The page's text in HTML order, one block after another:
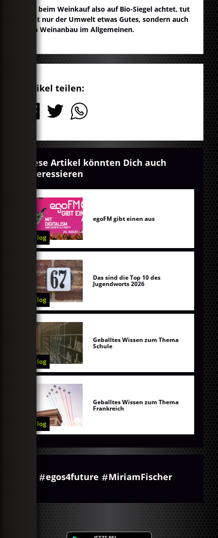
Wer beim Weinkauf also auf Bio-Siegel achtet, tut
nicht nur der Umwelt etwas Gutes, sondern auch
dem Weinanbau im Allgemeinen.
Artikel teilen:
Diese Artikel könnten Dich auch
interessieren
Blog
egoFM gibt einen aus
Blog
Das sind die Top 10 des
Jugendworts 2026
Blog
Geballtes Wissen zum Thema
Schule
Blog
Geballtes Wissen zum Thema
Frankreich
egos4future MiriamFischer